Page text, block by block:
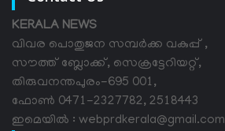
KERALA NEWS
വിവര പൊതുജന സമ്പര്‍ക്ക വകുപ്പ് ,
സൗത്ത് ബ്ലോക്ക്, സെക്രട്ടേറിയറ്റ്,
തിരുവനന്തപുരം-695 001,
ഫോൺ 0471-2327782, 2518443
ഇമെയിൽ : webprdkerala@gmail.com